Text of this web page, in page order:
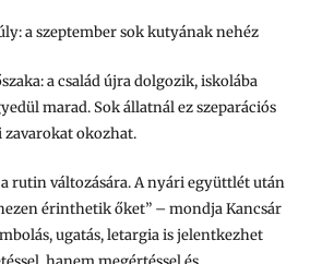
a szeptember sok kutyának nehéz
a család újra dolgozik, iskolába
marad. Sok állatnál ez szeparációs
zavarokat okozhat.
rutin változására. A nyári együttlét után
érinthetik őket” – mondja Kancsár
ugatás, letargia is jelentkezhet